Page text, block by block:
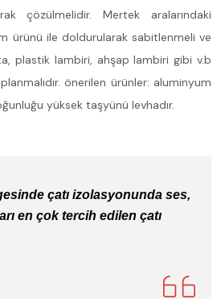
çözülmelidir. Mertek aralarındaki
ürünü ile doldurularak sabitlenmeli ve
plastik lambiri, ahşap lambiri gibi v.b
önerilen ürünler: aluminyum
yüksek taşyünü levhadır.
çatı izolasyonunda ses,
en çok tercih edilen çatı